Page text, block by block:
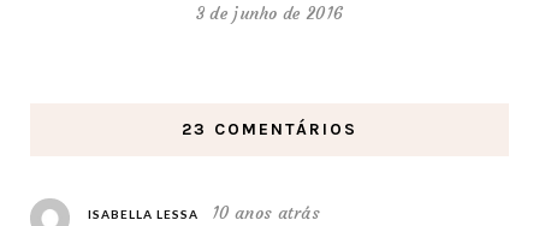
3 de junho de 2016
23 COMENTÁRIOS
ISABELLA LESSA
10 anos atrás